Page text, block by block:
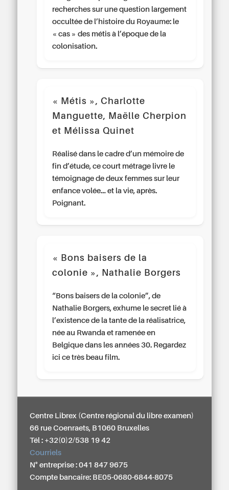
recherches sur une question largement
occultée de l’histoire du Royaume: le
« cas » des métis à l’époque de la
colonisation.
« Métis », Charlotte
Manguette, Maëlle Cherpion
et Mélissa Quinet
Réalisé dans le cadre d’un mémoire de
fin d’étude, ce court métrage livre le
témoignage de deux femmes sur leur
enfance volée… et la vie, après.
Poignant.
« Bons baisers de la
colonie », Nathalie Borgers
“Bons baisers de la colonie”, de
Nathalie Borgers, exhume le secret lié à
l’existence de la tante de la réalisatrice,
née au Rwanda et ramenée en
Belgique dans les années 30. Regardez
ici ce très beau film.
Centre Librex (Centre régional du libre examen)
66 rue Coenraets, B1060 Bruxelles
Tél : +32(0)2/538 19 42
Courriels
N° entreprise : 041 847 9675
Compte bancaire: BE05-0680-6844-8075